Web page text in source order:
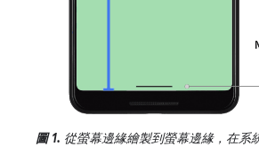
圖 1. 從螢幕邊緣繪製到螢幕邊緣，在系